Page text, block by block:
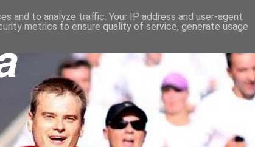
and to analyze traffic. Your IP address and user-agent
metrics to ensure quality of service, generate usage